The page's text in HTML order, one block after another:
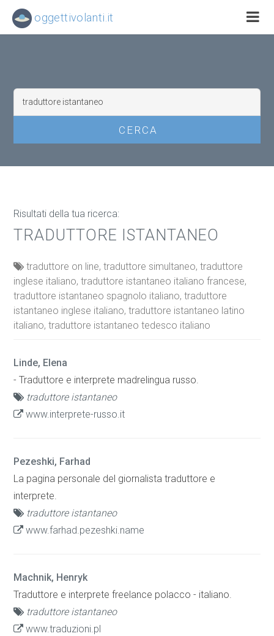
Risultati della tua ricerca:
TRADUTTORE ISTANTANEO
traduttore on line, traduttore simultaneo, traduttore
inglese italiano, traduttore istantaneo italiano francese,
traduttore istantaneo spagnolo italiano, traduttore
istantaneo inglese italiano, traduttore istantaneo latino
italiano, traduttore istantaneo tedesco italiano
Linde, Elena
- Traduttore e interprete madrelingua russo.
traduttore istantaneo
www.interprete-russo.it
Pezeshki, Farhad
La pagina personale del giornalista traduttore e
interprete.
traduttore istantaneo
www.farhad.pezeshki.name
Machnik, Henryk
Traduttore e interprete freelance polacco - italiano.
traduttore istantaneo
www.traduzioni.pl
oggettivolanti.it